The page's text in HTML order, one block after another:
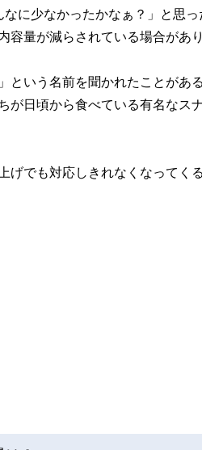
に少なかったかなぁ？」と思
容量が減らされている場合があ
という名前を聞かれたことがあ
が日頃から食べている有名なス
げでも対応しきれなくなって